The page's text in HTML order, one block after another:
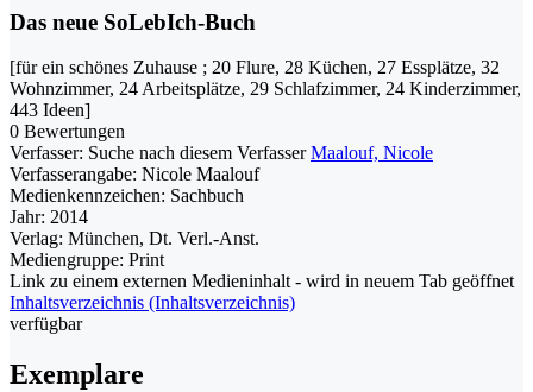
Das neue SoLebIch-Buch
[für ein schönes Zuhause ; 20 Flure, 28 Küchen, 27 Essplätze, 32
Wohnzimmer, 24 Arbeitsplätze, 29 Schlafzimmer, 24 Kinderzimmer,
443 Ideen]
0 Bewertungen
Verfasser: Suche nach diesem Verfasser Maalouf, Nicole
Verfasserangabe: Nicole Maalouf
Medienkennzeichen: Sachbuch
Jahr: 2014
Verlag: München, Dt. Verl.-Anst.
Mediengruppe: Print
Link zu einem externen Medieninhalt - wird in neuem Tab geöffnet
Inhaltsverzeichnis (Inhaltsverzeichnis)
verfügbar
Exemplare